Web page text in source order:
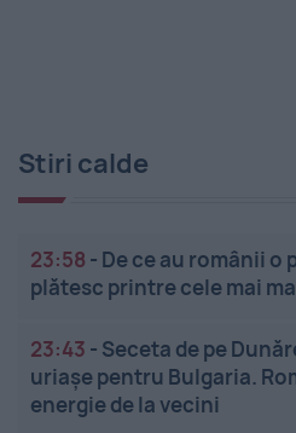
Stiri calde
23:58 - De ce au românii o
plătesc printre cele mai
23:43 - Seceta de pe
uriașe pentru Bulgaria.
energie de la vecini